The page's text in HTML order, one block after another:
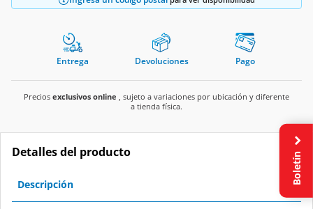
Entrega Devoluciones Pago
Precios exclusivos online , sujeto a variaciones por ubicación y diferente
a tienda física.
Detalles del producto
Descripción Boletín